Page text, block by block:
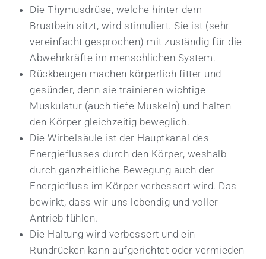
Die Thymusdrüse, welche hinter dem
Brustbein sitzt, wird stimuliert. Sie ist (sehr
vereinfacht gesprochen) mit zuständig für die
Abwehrkräfte im menschlichen System.
Rückbeugen machen körperlich fitter und
gesünder, denn sie trainieren wichtige
Muskulatur (auch tiefe Muskeln) und halten
den Körper gleichzeitig beweglich.
Die Wirbelsäule ist der Hauptkanal des
Energieflusses durch den Körper, weshalb
durch ganzheitliche Bewegung auch der
Energiefluss im Körper verbessert wird. Das
bewirkt, dass wir uns lebendig und voller
Antrieb fühlen.
Die Haltung wird verbessert und ein
Rundrücken kann aufgerichtet oder vermieden